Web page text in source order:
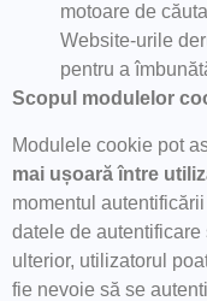
motoare de
Website-urile
pentru a
Scopul modulelor
Modulele cookie pot
mai ușoară între
momentul
datele de
ulterior, utilizatorul
fie nevoie să se